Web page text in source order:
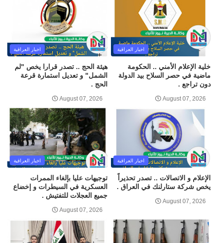
اخبار العراقية
خلية الإعلام الأمني .. الحكومة
ماضية في حصر السلاح بيد الدولة
دون تراجع .
August 07, 2026
اخبار العراقية
هيئة الحج .. تصدر قرارا يخص "لم
الشمل" و تعديل استمارة قرعة
الحج .
August 07, 2026
اخبار العراقية
الإعلام و الاتصالات .. تصدر تحذيراً
يخص شركة ستارلنك في العراق .
August 07, 2026
اخبار العراقية
توجيهات عليا بإلغاء الممرات
العسكرية في السيطرات و إخضاع
جميع العجلات للتفتيش .
August 07, 2026